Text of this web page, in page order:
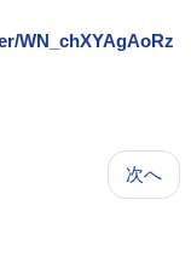
WN_chXYAgAoRz
次へ